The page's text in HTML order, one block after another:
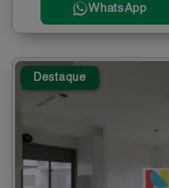
WhatsApp
Destaque